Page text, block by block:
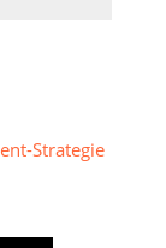
Strategie